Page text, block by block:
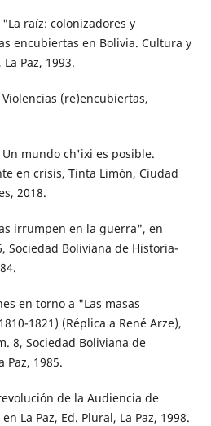
raíz: colonizadores y
encubiertas en Bolivia. Cultura y
Paz, 1993.
(re)encubiertas,
mundo ch'ixi es posible.
en crisis, Tinta Limón, Ciudad
2018.
irrumpen en la guerra", en
Sociedad Boliviana de Historia-
en torno a "Las masas
1821) (Réplica a René Arze),
8, Sociedad Boliviana de
Paz, 1985.
de la Audiencia de
La Paz, Ed. Plural, La Paz, 1998.